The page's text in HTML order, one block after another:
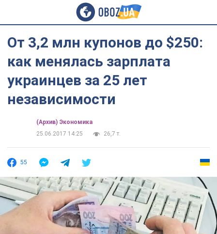
От 3,2 млн купонов до $250:
как менялась зарплата
украинцев за 25 лет
независимости
(Архив) Экономика
25.06.2017 14:25
26,7 т.
55